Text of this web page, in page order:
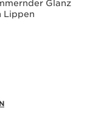
Glanz
Lippen